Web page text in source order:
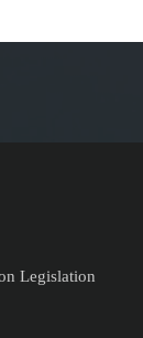
Legislation